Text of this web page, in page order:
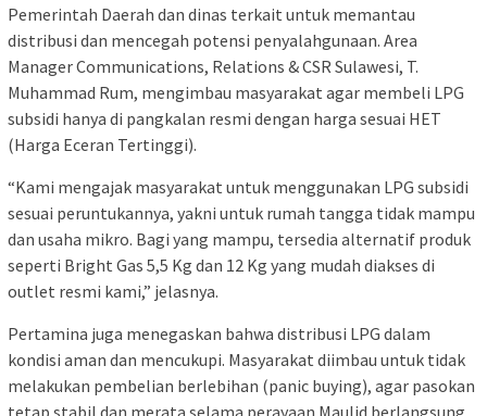
Pemerintah Daerah dan dinas terkait untuk memantau
distribusi dan mencegah potensi penyalahgunaan. Area
Manager Communications, Relations & CSR Sulawesi, T.
Muhammad Rum, mengimbau masyarakat agar membeli LPG
subsidi hanya di pangkalan resmi dengan harga sesuai HET
(Harga Eceran Tertinggi).
“Kami mengajak masyarakat untuk menggunakan LPG subsidi
sesuai peruntukannya, yakni untuk rumah tangga tidak mampu
dan usaha mikro. Bagi yang mampu, tersedia alternatif produk
seperti Bright Gas 5,5 Kg dan 12 Kg yang mudah diakses di
outlet resmi kami,” jelasnya.
Pertamina juga menegaskan bahwa distribusi LPG dalam
kondisi aman dan mencukupi. Masyarakat diimbau untuk tidak
melakukan pembelian berlebihan (panic buying), agar pasokan
tetap stabil dan merata selama perayaan Maulid berlangsung.